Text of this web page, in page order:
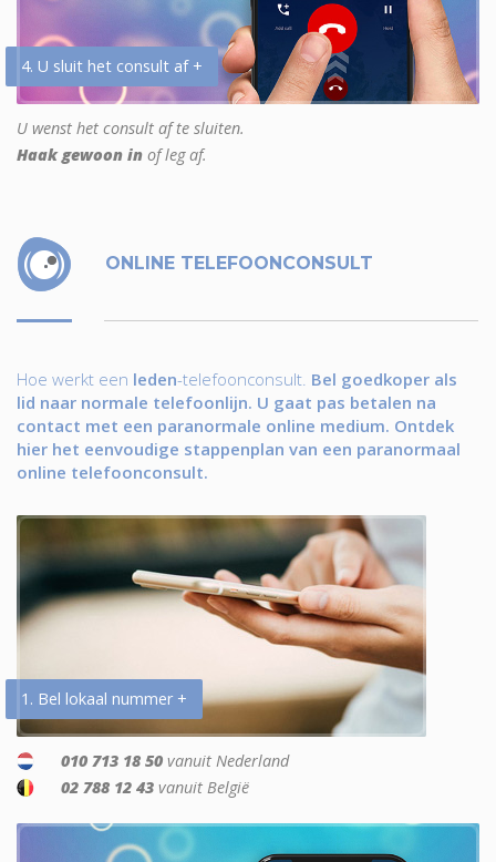
4. U sluit het consult af +
U wenst het consult af te sluiten.
Haak gewoon in of leg af.
ONLINE TELEFOONCONSULT
Hoe werkt een leden-telefoonconsult. Bel goedkoper als
lid naar normale telefoonlijn. U gaat pas betalen na
contact met een paranormale online medium. Ontdek
hier het eenvoudige stappenplan van een paranormaal
online telefoonconsult.
1. Bel lokaal nummer +
010 713 18 50 vanuit Nederland
02 788 12 43 vanuit België